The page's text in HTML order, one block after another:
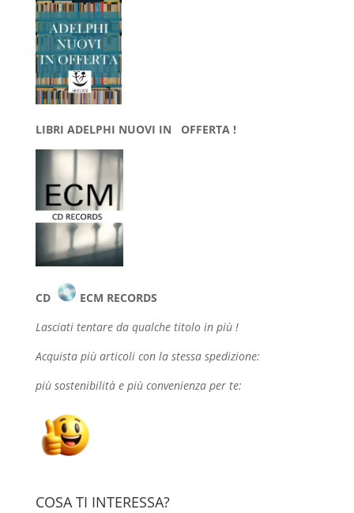
LIBRI ADELPHI NUOVI IN OFFERTA !
CD
ECM RECORDS
Lasciati tentare da qualche titolo in più !
Acquista più articoli con la stessa spedizione:
più sostenibilità e più convenienza per te:
COSA TI INTERESSA?